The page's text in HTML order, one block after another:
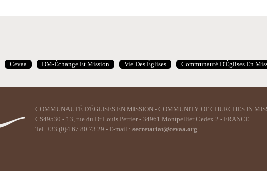
Cevaa DM-Échange Et Mission Vie Des Églises Communauté D'Églises En
COMMUNAUTÉ D'ÉGLISES EN MISSION - COMMUNITY OF CHURCHES IN
CS49530 - 13, rue du Dr Louis Perrier - 34961 Montpellier Cedex 2 - FRANCE
Tel. +33 (0)4 67 80 73 29 - E-mail : secretariat@cevaa.org